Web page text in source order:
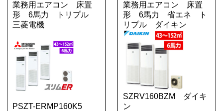
業務用エアコン 床置
形 6馬力 トリプル
三菱電機
PSZT-ERMP160K5
業務用エアコン 床置
形 6馬力 省エネ ト
リプル ダイキン
SZRV160BZM ダイキ
ン